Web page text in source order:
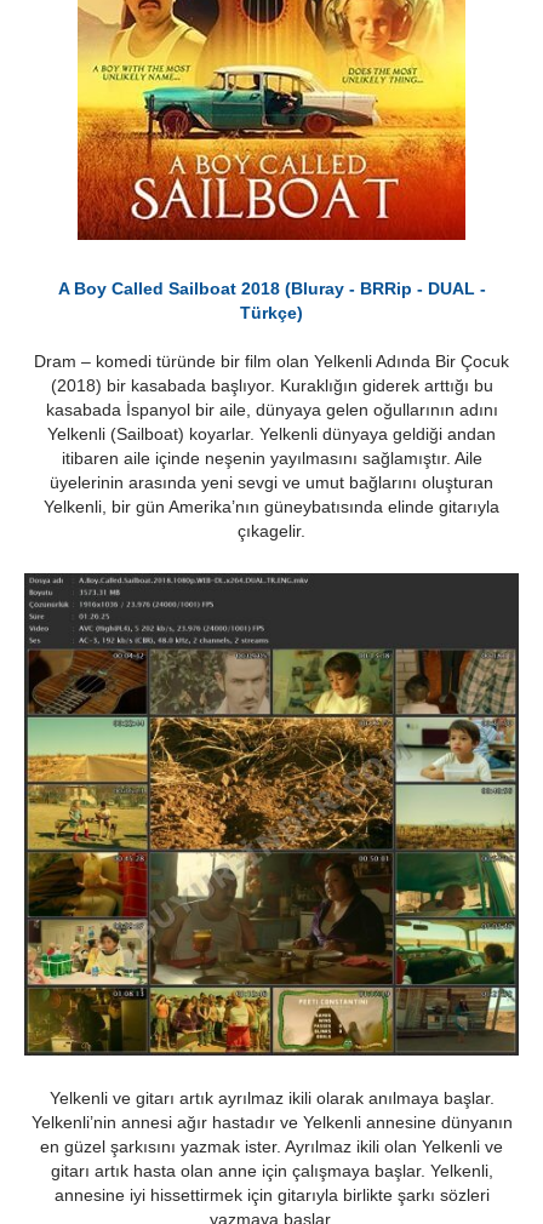
A Boy Called Sailboat 2018 (Bluray - BRRip - DUAL -
Türkçe)
Dram – komedi türünde bir film olan Yelkenli Adında Bir Çocuk
(2018) bir kasabada başlıyor. Kuraklığın giderek arttığı bu
kasabada İspanyol bir aile, dünyaya gelen oğullarının adını
Yelkenli (Sailboat) koyarlar. Yelkenli dünyaya geldiği andan
itibaren aile içinde neşenin yayılmasını sağlamıştır. Aile
üyelerinin arasında yeni sevgi ve umut bağlarını oluşturan
Yelkenli, bir gün Amerika’nın güneybatısında elinde gitarıyla
çıkagelir.
Yelkenli ve gitarı artık ayrılmaz ikili olarak anılmaya başlar.
Yelkenli’nin annesi ağır hastadır ve Yelkenli annesine dünyanın
en güzel şarkısını yazmak ister. Ayrılmaz ikili olan Yelkenli ve
gitarı artık hasta olan anne için çalışmaya başlar. Yelkenli,
annesine iyi hissettirmek için gitarıyla birlikte şarkı sözleri
yazmaya başlar.